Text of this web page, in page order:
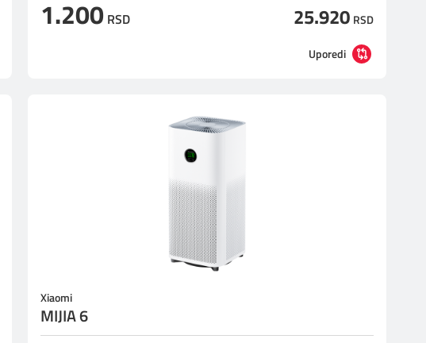
1.200 RSD 25.920 RSD
Uporedi
Xiaomi
MIJIA 6